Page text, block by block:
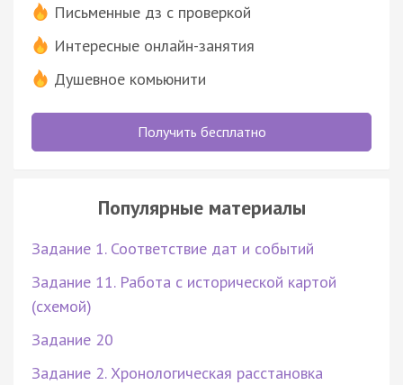
Письменные дз с проверкой
Интересные онлайн-занятия
Душевное комьюнити
Получить бесплатно
Популярные материалы
Задание 1. Соответствие дат и событий
Задание 11. Работа с исторической картой
(схемой)
Задание 20
Задание 2. Хронологическая расстановка